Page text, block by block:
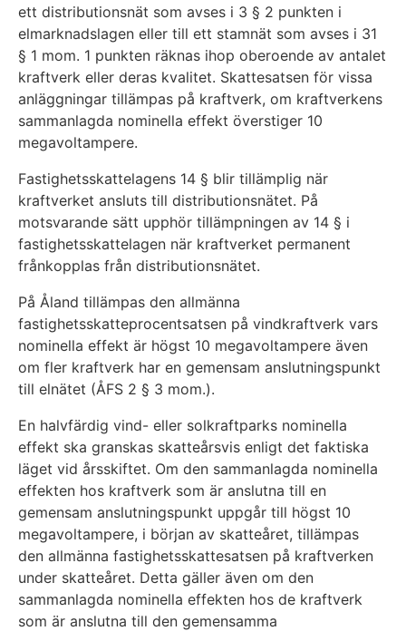
ett distributionsnät som avses i 3 § 2 punkten i
elmarknadslagen eller till ett stamnät som avses i 31
§ 1 mom. 1 punkten räknas ihop oberoende av antalet
kraftverk eller deras kvalitet. Skattesatsen för vissa
anläggningar tillämpas på kraftverk, om kraftverkens
sammanlagda nominella effekt överstiger 10
megavoltampere.
Fastighetsskattelagens 14 § blir tillämplig när
kraftverket ansluts till distributionsnätet. På
motsvarande sätt upphör tillämpningen av 14 § i
fastighetsskattelagen när kraftverket permanent
frånkopplas från distributionsnätet.
På Åland tillämpas den allmänna
fastighetsskatteprocentsatsen på vindkraftverk vars
nominella effekt är högst 10 megavoltampere även
om fler kraftverk har en gemensam anslutningspunkt
till elnätet (ÅFS 2 § 3 mom.).
En halvfärdig vind- eller solkraftparks nominella
effekt ska granskas skatteårsvis enligt det faktiska
läget vid årsskiftet. Om den sammanlagda nominella
effekten hos kraftverk som är anslutna till en
gemensam anslutningspunkt uppgår till högst 10
megavoltampere, i början av skatteåret, tillämpas
den allmänna fastighetsskattesatsen på kraftverken
under skatteåret. Detta gäller även om den
sammanlagda nominella effekten hos de kraftverk
som är anslutna till den gemensamma